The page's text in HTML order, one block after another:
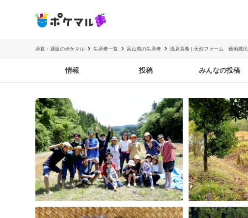
産直・通販のポケマル 生産者一覧 富山県の生産者 浅見直希 | 天然ファーム 藝術農民
情報 投稿 みんなの投稿